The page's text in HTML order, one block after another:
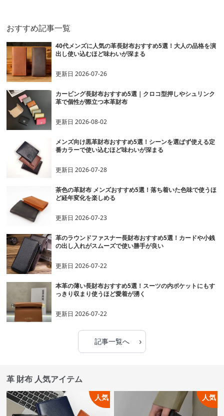
おすすめ記事一覧
40代メンズに人気の革長財布おすすめ5選！大人の品格を演
出し使い込むほど味わいが深まる
更新日2026-07-26
カービング長財布おすすめ5選｜クロコ型押しやシュリンク
革で個性が際立つ本革財布
更新日2026-08-02
メンズ向け黒革財布おすすめ5選！シーンを選ばず使える定
番カラーで使い込むほど味わいが深まる
更新日2026-07-28
茶色の革財布 メンズおすすめ5選！落ち着いた色味で使うほ
ど経年変化を楽しめる
更新日2026-07-23
革のラウンドファスナー長財布おすすめ5選！カードや小銭
の出し入れがスムーズで使い勝手が良い
更新日2026-07-22
本革の薄い長財布おすすめ5選！スーツの内ポケットにもす
っきり収まり使うほど愛着が湧く
更新日2026-07-22
記事一覧へ ›
革 財布 人気アイテム
人気 人気